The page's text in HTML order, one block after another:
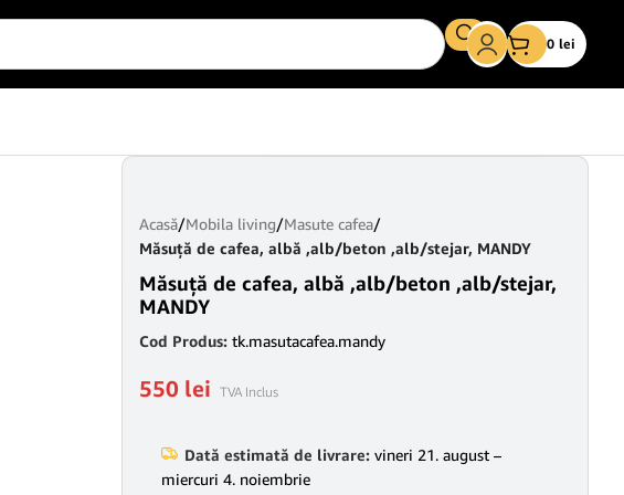
0 lei
Acasă/Mobila living/Masute cafea/
Măsuţă de cafea, albă ,alb/beton ,alb/stejar, MANDY
Măsuţă de cafea, albă ,alb/beton ,alb/stejar,
MANDY
Cod Produs: tk.masutacafea.mandy
550 lei TVA Inclus
Dată estimată de livrare: vineri 21. august –
miercuri 4. noiembrie